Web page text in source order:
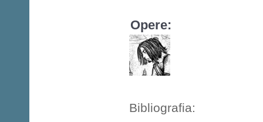
Opere:
Bibliografia: